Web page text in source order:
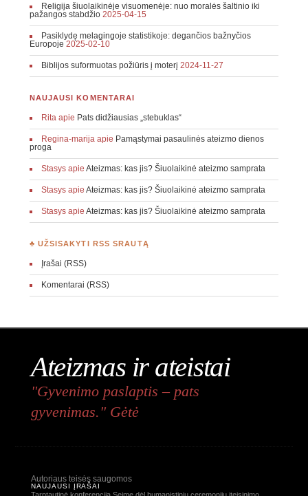
Religija šiuolaikinėje visuomenėje: nuo moralės šaltinio iki
pažangos stabdžio 2025-04-15
Pasiklydę melagingoje statistikoje: degančios bažnyčios
Europoje 2025-02-10
Biblijos suformuotas požiūris į moterį 2024-11-27
NAUJAUSI KOMENTARAI
Ritaapie Pats didžiausias „stebuklas“
Regina-marijaapie Pamąstymai pasaulinės ateizmo dienos
proga
Stasysapie Ateizmas: kas jis? Šiuolaikinė ateizmo samprata
Stasysapie Ateizmas: kas jis? Šiuolaikinė ateizmo samprata
Stasysapie Ateizmas: kas jis? Šiuolaikinė ateizmo samprata
♣ UŽSISAKYTI RSS SRAUTĄ
Įrašai (RSS)
Komentarai (RSS)
Ateizmas ir ateistai
"Gyvenimo paslaptis – pats
gyvenimas." Gėtė
Autoriaus teisės saugomos
NAUJAUSI ĮRAŠAI